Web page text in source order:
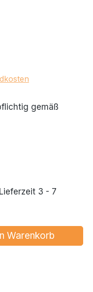
gemäß
3 - 7
gewünschten
Warenkorb